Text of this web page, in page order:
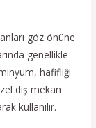
göz önüne
genellikle
hafifliği
dış mekan
kullanılır.